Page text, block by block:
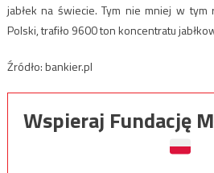
jabłek na świecie. Tym nie mniej w
Polski, trafiło 9600 ton koncentratu
Źródło: bankier.pl
Wspieraj Fundację